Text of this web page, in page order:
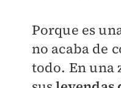
Porque es
no acaba de
todo. En una